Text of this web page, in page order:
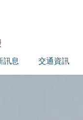
訊息 交通資訊